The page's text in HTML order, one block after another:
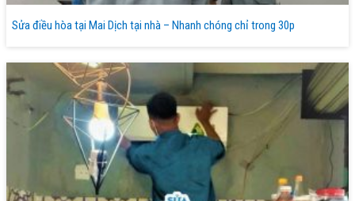
Sửa điều hòa tại Mai Dịch tại nhà – Nhanh chóng chỉ trong 30p